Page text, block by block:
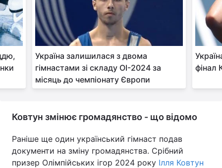
Україна залишилася з двома
гімнастами зі складу ОІ-2024 за
місяць до чемпіонату Європи
фінал
Ковтун змінює громадянство - що відомо
Раніше ще один український гімнаст подав
документи на зміну громадянства. Срібний
призер Олімпійських ігор 2024 року Ілля Ковтун